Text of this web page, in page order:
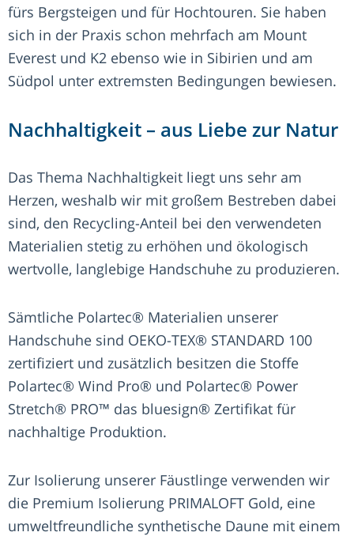
fürs Bergsteigen und für Hochtouren. Sie haben
sich in der Praxis schon mehrfach am Mount
Everest und K2 ebenso wie in Sibirien und am
Südpol unter extremsten Bedingungen bewiesen.
Nachhaltigkeit – aus Liebe zur Natur
Das Thema Nachhaltigkeit liegt uns sehr am
Herzen, weshalb wir mit großem Bestreben dabei
sind, den Recycling-Anteil bei den verwendeten
Materialien stetig zu erhöhen und ökologisch
wertvolle, langlebige Handschuhe zu produzieren.
Sämtliche Polartec® Materialien unserer
Handschuhe sind OEKO-TEX® STANDARD 100
zertifiziert und zusätzlich besitzen die Stoffe
Polartec® Wind Pro® und Polartec® Power
Stretch® PRO™ das bluesign® Zertifikat für
nachhaltige Produktion.
Zur Isolierung unserer Fäustlinge verwenden wir
die Premium Isolierung PRIMALOFT Gold, eine
umweltfreundliche synthetische Daune mit einem